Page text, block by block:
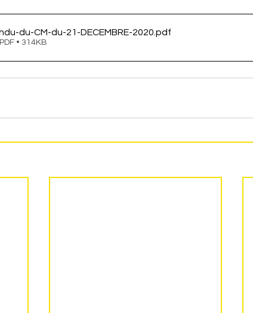
du-CM-du-21-DECEMBRE-2020 .pdf
• 314KB